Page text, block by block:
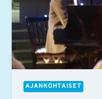
AJANKOHTAISET